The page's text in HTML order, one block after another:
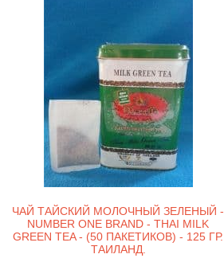
ЧАЙ ТАЙСКИЙ МОЛОЧНЫЙ ЗЕЛЕНЫЙ -
NUMBER ONE BRAND - THAI MILK
GREEN TEA - (50 ПАКЕТИКОВ) - 125 ГР.
ТАИЛАНД.